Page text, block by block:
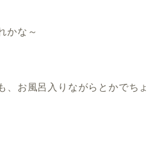
かな～
、お風呂入りながらとかでちょ